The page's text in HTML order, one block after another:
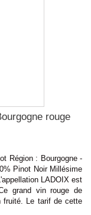
rouge
Région : Bourgogne -
Pinot Noir Millésime
LADOIX est
grand vin rouge de
fruité. Le tarif de cette